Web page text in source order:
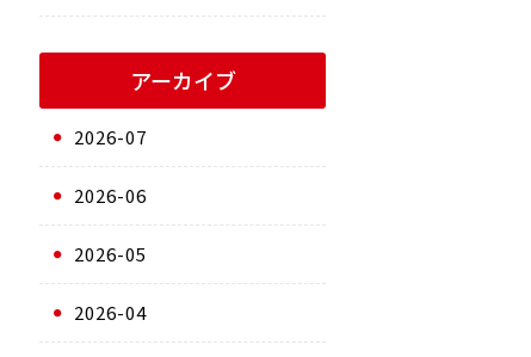
アーカイブ
2026-07
2026-06
2026-05
2026-04